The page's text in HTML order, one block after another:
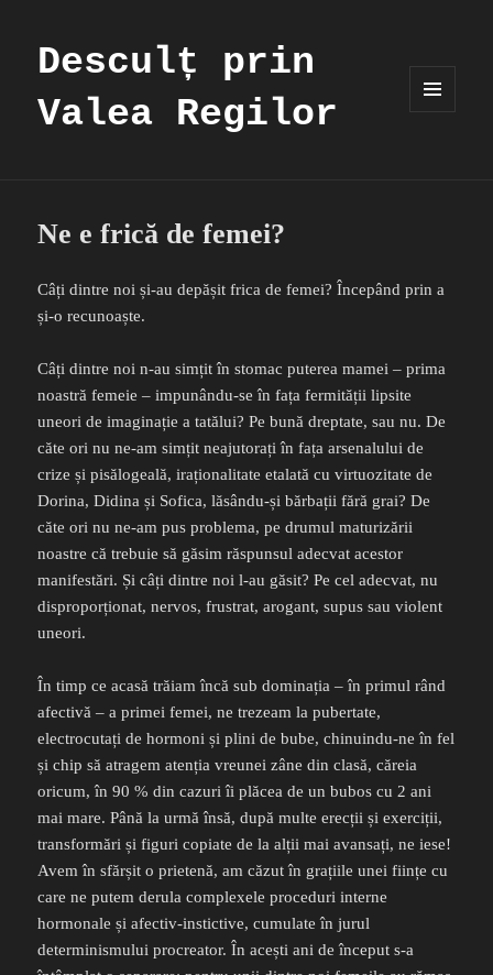
Desculț prin
Valea Regilor
Ne e frică de femei?
Câți dintre noi și-au depășit frica de femei? Începând prin a
și-o recunoaște.
Câți dintre noi n-au simțit în stomac puterea mamei – prima
noastră femeie – impunându-se în fața fermității lipsite
uneori de imaginație a tatălui? Pe bună dreptate, sau nu. De
căte ori nu ne-am simțit neajutorați în fața arsenalului de
crize și pisălogeală, iraționalitate etalată cu virtuozitate de
Dorina, Didina și Sofica, lăsându-și bărbații fără grai? De
căte ori nu ne-am pus problema, pe drumul maturizării
noastre că trebuie să găsim răspunsul adecvat acestor
manifestări. Și câți dintre noi l-au găsit? Pe cel adecvat, nu
disproporționat, nervos, frustrat, arogant, supus sau violent
uneori.
În timp ce acasă trăiam încă sub dominația – în primul rând
afectivă – a primei femei, ne trezeam la pubertate,
electrocutați de hormoni și plini de bube, chinuindu-ne în fel
și chip să atragem atenția vreunei zâne din clasă, căreia
oricum, în 90 % din cazuri îi plăcea de un bubos cu 2 ani
mai mare. Până la urmă însă, după multe erecții și exerciții,
transformări și figuri copiate de la alții mai avansați, ne iese!
Avem în sfărșit o prietenă, am căzut în grațiile unei ființe cu
care ne putem derula complexele proceduri interne
hormonale și afectiv-instictive, cumulate în jurul
determinismului procreator. În acești ani de început s-a